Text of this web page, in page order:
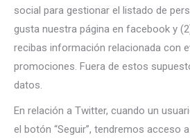
social para gestionar el listado de
gusta nuestra página en facebook y
recibas información relacionada con
promociones. Fuera de estos
datos.
En relación a Twitter, cuando un
el botón “Seguir”, tendremos acceso